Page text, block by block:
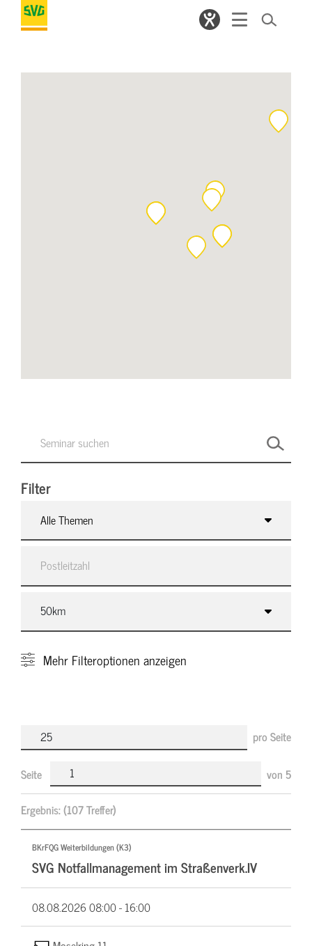
Filter
Alle Themen
Mehr Filteroptionen anzeigen
pro Seite
Seite von 5
Ergebnis:(107 Treffer)
BKrFQG Weiterbildungen (K3)
SVG Notfallmanagement im Straßenverk.IV
08.08.202608:00 - 16:00